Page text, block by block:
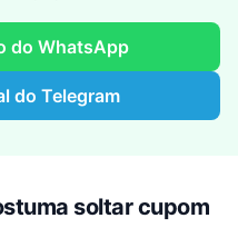
do WhatsApp
do Telegram
soltar cupom